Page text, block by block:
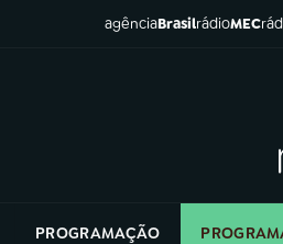
agênciaBrasilrádioMEC
PROGRAMAÇÃO